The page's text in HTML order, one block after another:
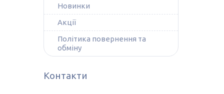
Новинки
Акції
Політика повернення та
обміну
Контакти